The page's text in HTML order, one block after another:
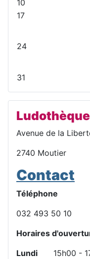
é
d
n t
10
17
24
31
Avenue de la
2740 Moutier
Contact
Téléphone
032 493 50 10
Horaires
Lundi 15h00 -